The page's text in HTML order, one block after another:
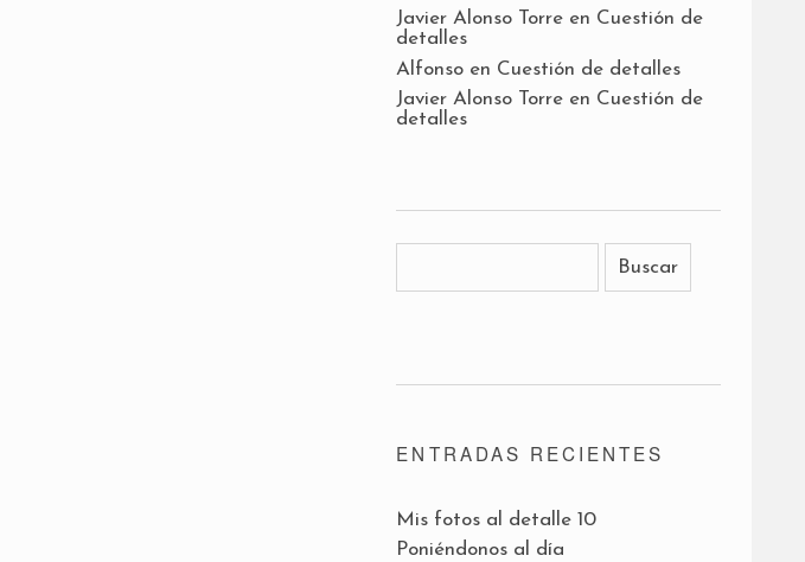
Javier Alonso Torre en Cuestión de
detalles
Alfonso en Cuestión de detalles
Javier Alonso Torre en Cuestión de
detalles
ENTRADAS RECIENTES
Mis fotos al detalle 10
Poniéndonos al día